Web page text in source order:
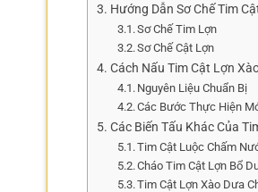
Hướng Dẫn Sơ Chế Tim
Sơ Chế Tim Lợn
Sơ Chế Cật Lợn
Cách Nấu Tim Cật Lợn
Nguyên Liệu Chuẩn Bị
Các Bước Thực Hiện
Các Biến Tấu Khác Của
Tim Cật Luộc Chấm
Cháo Tim Cật Lợn Bổ
Tim Cật Lợn Xào Dưa